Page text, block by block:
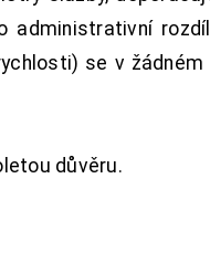
administrativní
se v
důvěru.